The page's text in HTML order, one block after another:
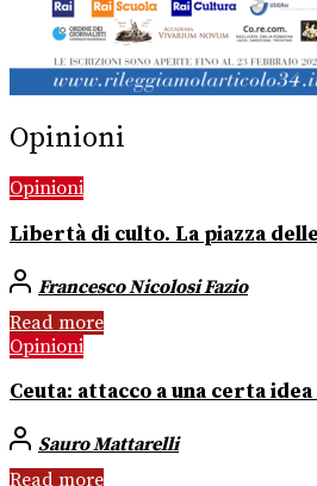
Opinioni
Opinioni
Libertà di culto. La piazza
Francesco Nicolosi Fazio
Read more
Opinioni
Ceuta: attacco a una certa
Sauro Mattarelli
Read more